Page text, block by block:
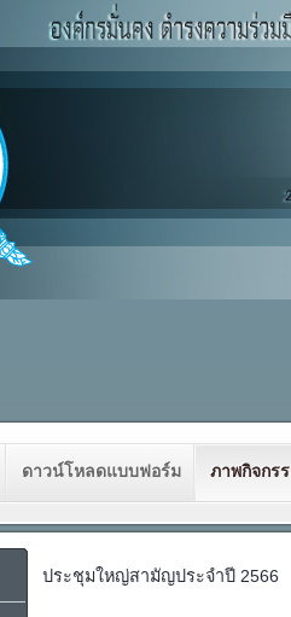
ดาวน์โหลดแบบฟอร์ม ภาพกิจกร
ประชุมใหญ่สามัญประจำปี 2566